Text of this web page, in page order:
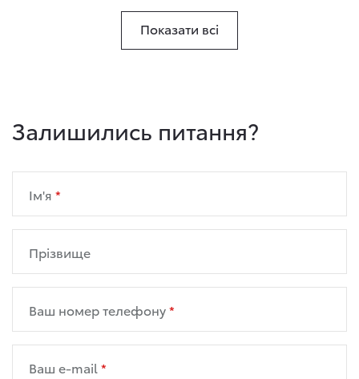
Показати всі
Залишились питання?
Ім'я
Прізвище
Ваш номер телефону
Ваш e-mail